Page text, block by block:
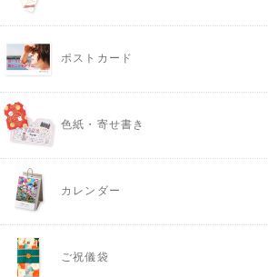
ポストカード
色紙・寄せ書き
カレンダー
ご祝儀袋